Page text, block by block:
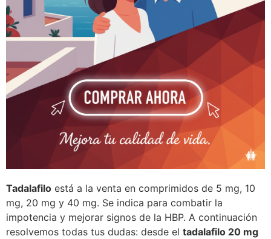
Tadalafilo está a la venta en comprimidos de 5 mg, 10
mg, 20 mg y 40 mg. Se indica para combatir la
impotencia y mejorar signos de la HBP. A continuación
resolvemos todas tus dudas: desde el tadalafilo 20 mg